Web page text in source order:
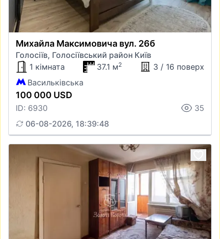
Михайла Максимовича вул. 26б
Голосіїв, Голосіївський район Київ
1 кімната
37.1 м2
3 / 16 поверх
Васильківська
100 000 USD
ID: 6930
35
06-08-2026, 18:39:48